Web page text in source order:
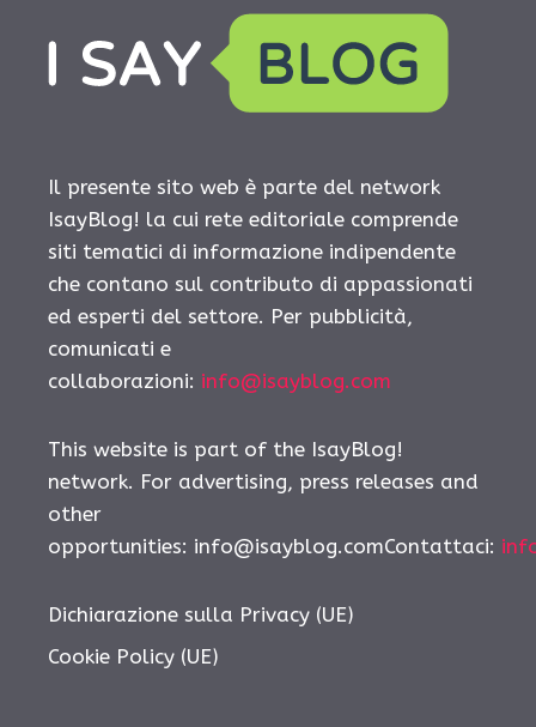
Il presente sito web è parte del network
IsayBlog! la cui rete editoriale comprende
siti tematici di informazione indipendente
che contano sul contributo di appassionati
ed esperti del settore. Per pubblicità,
comunicati e
collaborazioni: info@isayblog.com
This website is part of the IsayBlog!
network. For advertising, press releases and
other
opportunities: info@isayblog.comContattaci:
Dichiarazione sulla Privacy (UE)
Cookie Policy (UE)